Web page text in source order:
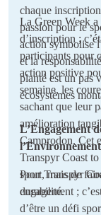
chaque
passion pour le
action symbolise
et la
planté est un pas
écosystèmes
La Green Week a
d’inscription ;
participants pour
action positive
semaine, les
sachant que leur
amélioration
Camprodon. Cet
Transpyr Coast
sport, mais de
durabilité.
L’Engagement
l’Environnement
Pour Transpyr
engagement ;
d’être un défi